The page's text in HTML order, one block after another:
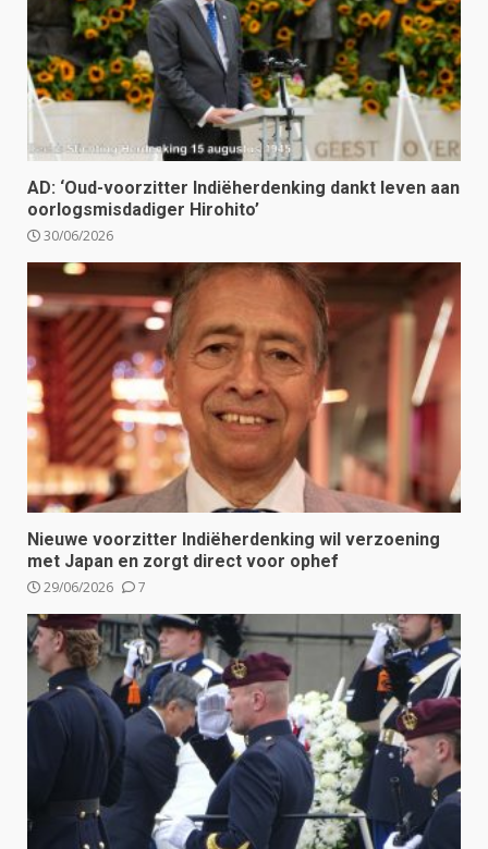
AD: ‘Oud-voorzitter Indiëherdenking dankt leven aan
oorlogsmisdadiger Hirohito’
30/06/2026
Nieuwe voorzitter Indiëherdenking wil verzoening
met Japan en zorgt direct voor ophef
29/06/2026 7